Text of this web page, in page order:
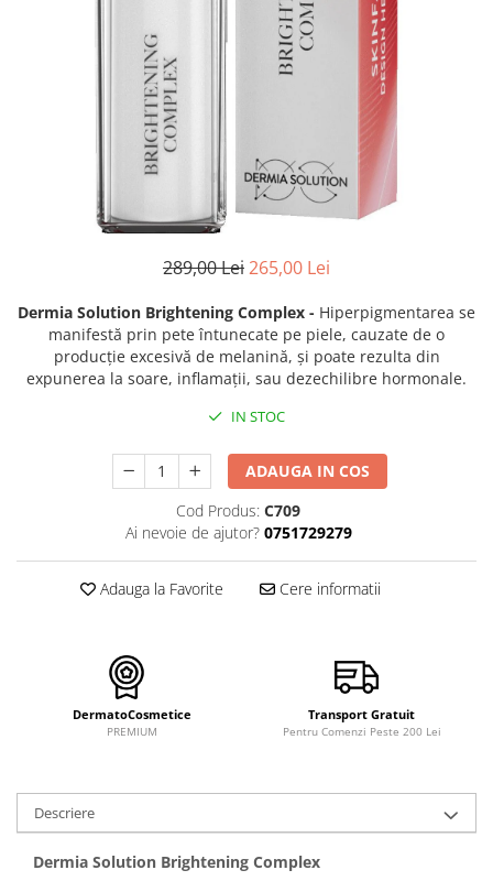
Iluminare si Contur
INSTITUT ESTHEDERM
Age Element
Melan TRAN3X
Mesoprotech
Moisturizing Solutions
DP DERMACEUTICALS
FILLMED SKIN PERFUSION
VIVISCAL
MEDIDERMA
DERMIA SOLUTION
DSD de LUXE
Pure Balance
289,00 Lei265,00 Lei
Dermia Solution Brightening Complex - Hiperpigmentarea se
manifestă prin pete întunecate pe piele, cauzate de o
producție excesivă de melanină, și poate rezulta din
expunerea la soare, inflamații, sau dezechilibre hormonale.
IN STOC
ADAUGA IN COS
Cod Produs: C709
Ai nevoie de ajutor? 0751729279
Adauga la Favorite Cere informatii
DermatoCosmetice
PREMIUM
Transport Gratuit
Pentru Comenzi Peste 200 Lei
Descriere
Dermia Solution Brightening Complex